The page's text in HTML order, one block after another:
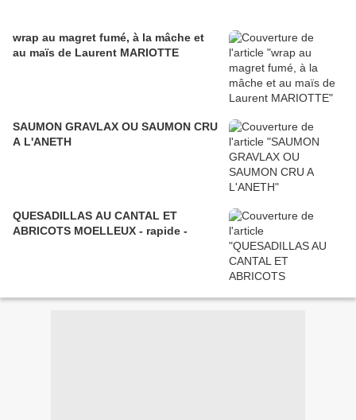
wrap au magret fumé, à la mâche et
au maïs de Laurent MARIOTTE
SAUMON GRAVLAX OU SAUMON CRU
A L'ANETH
QUESADILLAS AU CANTAL ET
ABRICOTS MOELLEUX - rapide -